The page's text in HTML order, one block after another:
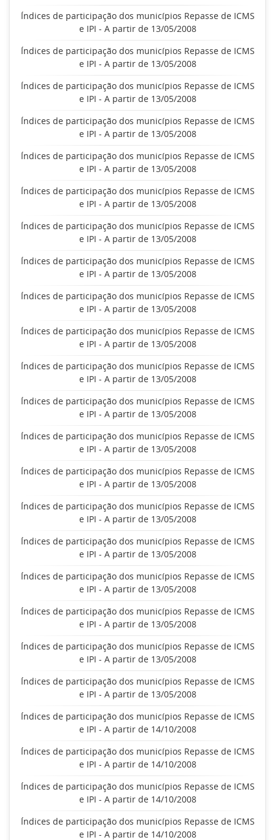
Índices de participação dos municípios Repasse de ICMS
e IPI - A partir de 13/05/2008
Índices de participação dos municípios Repasse de ICMS
e IPI - A partir de 13/05/2008
Índices de participação dos municípios Repasse de ICMS
e IPI - A partir de 13/05/2008
Índices de participação dos municípios Repasse de ICMS
e IPI - A partir de 13/05/2008
Índices de participação dos municípios Repasse de ICMS
e IPI - A partir de 13/05/2008
Índices de participação dos municípios Repasse de ICMS
e IPI - A partir de 13/05/2008
Índices de participação dos municípios Repasse de ICMS
e IPI - A partir de 13/05/2008
Índices de participação dos municípios Repasse de ICMS
e IPI - A partir de 13/05/2008
Índices de participação dos municípios Repasse de ICMS
e IPI - A partir de 13/05/2008
Índices de participação dos municípios Repasse de ICMS
e IPI - A partir de 13/05/2008
Índices de participação dos municípios Repasse de ICMS
e IPI - A partir de 13/05/2008
Índices de participação dos municípios Repasse de ICMS
e IPI - A partir de 13/05/2008
Índices de participação dos municípios Repasse de ICMS
e IPI - A partir de 13/05/2008
Índices de participação dos municípios Repasse de ICMS
e IPI - A partir de 13/05/2008
Índices de participação dos municípios Repasse de ICMS
e IPI - A partir de 13/05/2008
Índices de participação dos municípios Repasse de ICMS
e IPI - A partir de 13/05/2008
Índices de participação dos municípios Repasse de ICMS
e IPI - A partir de 13/05/2008
Índices de participação dos municípios Repasse de ICMS
e IPI - A partir de 13/05/2008
Índices de participação dos municípios Repasse de ICMS
e IPI - A partir de 13/05/2008
Índices de participação dos municípios Repasse de ICMS
e IPI - A partir de 13/05/2008
Índices de participação dos municípios Repasse de ICMS
e IPI - A partir de 14/10/2008
Índices de participação dos municípios Repasse de ICMS
e IPI - A partir de 14/10/2008
Índices de participação dos municípios Repasse de ICMS
e IPI - A partir de 14/10/2008
Índices de participação dos municípios Repasse de ICMS
e IPI - A partir de 14/10/2008